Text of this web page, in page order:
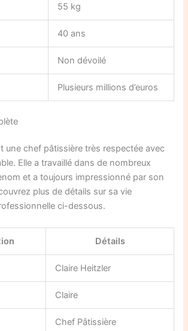
55 kg
40 ans
Non dévoilé
Plusieurs millions d’euros
une chef pâtissière très respectée avec
Elle a travaillé dans de nombreux
et a toujours impressionné par son
plus de détails sur sa vie
ci-dessous.
Détails
Claire Heitzler
Claire
Chef Pâtissière